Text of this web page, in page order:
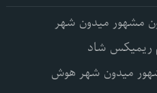
مشهور میدون شهر
ریمیکس شاد
میدون شهر هوش